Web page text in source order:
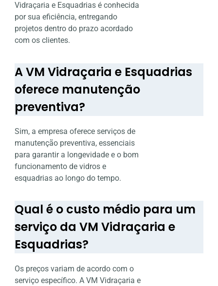
Vidraçaria e Esquadrias é conhecida
por sua eficiência, entregando
projetos dentro do prazo acordado
com os clientes.
A VM Vidraçaria e Esquadrias
oferece manutenção
preventiva?
Sim, a empresa oferece serviços de
manutenção preventiva, essenciais
para garantir a longevidade e o bom
funcionamento de vidros e
esquadrias ao longo do tempo.
Qual é o custo médio para um
serviço da VM Vidraçaria e
Esquadrias?
Os preços variam de acordo com o
serviço específico. A VM Vidraçaria e